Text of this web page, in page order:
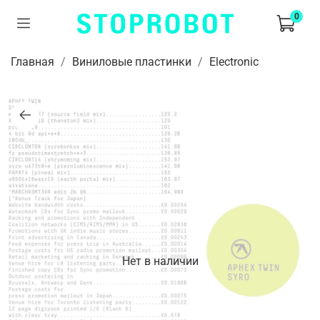
0
Главная Виниловые пластинки Electronic
Нет в наличии